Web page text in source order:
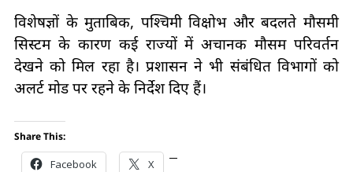
विशेषज्ञों के मुताबिक, पश्चिमी विक्षोभ और बदलते मौसमी
सिस्टम के कारण कई राज्यों में अचानक मौसम परिवर्तन
देखने को मिल रहा है। प्रशासन ने भी संबंधित विभागों को
अलर्ट मोड पर रहने के निर्देश दिए हैं।
Share This:
Facebook X